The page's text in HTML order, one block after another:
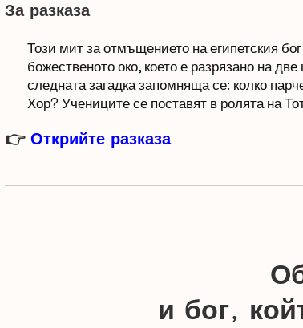
За разказа
Този мит за отмъщението на египетския
божественото око, което е разрязано на
следната загадка запомняща се: колко
Хор? Учениците се поставят в ролята на
👉 Открийте разказа
и бог,